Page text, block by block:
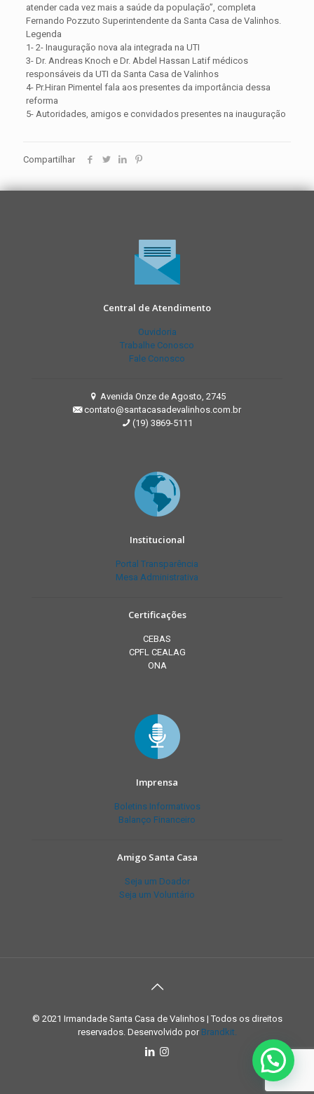
atender cada vez mais a saúde da população”, completa
Fernando Pozzuto Superintendente da Santa Casa de Valinhos.
Legenda
1- 2- Inauguração nova ala integrada na UTI
3- Dr. Andreas Knoch e Dr. Abdel Hassan Latif médicos
responsáveis da UTI da Santa Casa de Valinhos
4- Pr.Hiran Pimentel fala aos presentes da importância dessa
reforma
5- Autoridades, amigos e convidados presentes na inauguração
Compartilhar
Central de Atendimento
Ouvidoria
Trabalhe Conosco
Fale Conosco
Avenida Onze de Agosto, 2745
contato@santacasadevalinhos.com.br
(19) 3869-5111
Institucional
Portal Transparência
Mesa Administrativa
Certificações
CEBAS
CPFL CEALAG
ONA
Imprensa
Boletins Informativos
Balanço Financeiro
Amigo Santa Casa
Seja um Doador
Seja um Voluntário
© 2021 Irmandade Santa Casa de Valinhos | Todos os direitos
reservados. Desenvolvido por Brandkit.